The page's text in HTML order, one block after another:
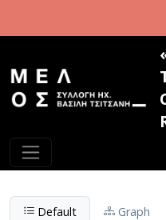
Default Graph